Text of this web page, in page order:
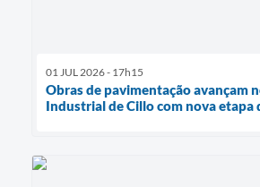
01 JUL 2026 - 17h15
Obras de pavimentação avançam
Industrial de Cillo com nova etapa